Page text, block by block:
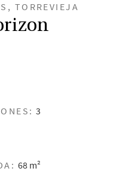
TORREVIEJA
3
68 m²